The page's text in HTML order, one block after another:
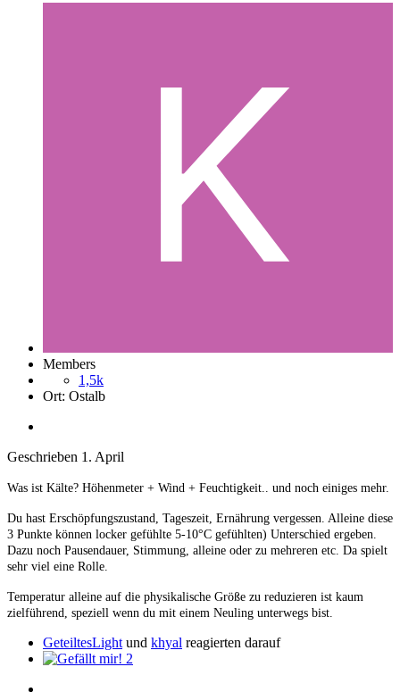
Members
1,5k
Ort: Ostalb
Geschrieben 1. April
Was ist Kälte? Höhenmeter + Wind + Feuchtigkeit.. und noch einiges mehr.
Du hast Erschöpfungszustand, Tageszeit, Ernährung vergessen. Alleine diese
3 Punkte können locker gefühlte 5-10°C gefühlten) Unterschied ergeben.
Dazu noch Pausendauer, Stimmung, alleine oder zu mehreren etc. Da spielt
sehr viel eine Rolle.
Temperatur alleine auf die physikalische Größe zu reduzieren ist kaum
zielführend, speziell wenn du mit einem Neuling unterwegs bist.
GeteiltesLight und khyal reagierten darauf
2